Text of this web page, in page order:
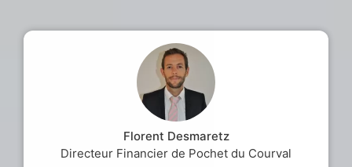
Florent Desmaretz
Directeur Financier de Pochet du Courval